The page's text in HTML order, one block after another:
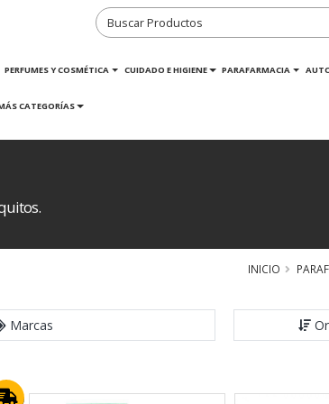
PERFUMES Y COSMÉTICA CUIDADO E HIGIENE PARAFARMACIA
CATEGORÍAS
INICIO
Marcas